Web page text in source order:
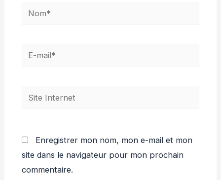
Nom*
E-
Site
Enregistrer mon nom, mon e-mail et mon
site dans le navigateur pour mon prochain
commentaire.